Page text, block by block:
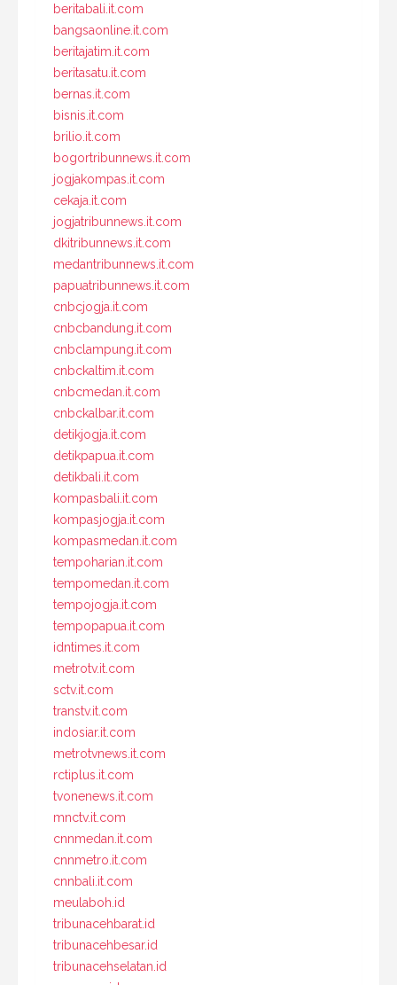
beritabali.it.com
bangsaonline.it.com
beritajatim.it.com
beritasatu.it.com
bernas.it.com
bisnis.it.com
brilio.it.com
bogortribunnews.it.com
jogjakompas.it.com
cekaja.it.com
jogjatribunnews.it.com
dkitribunnews.it.com
medantribunnews.it.com
papuatribunnews.it.com
cnbcjogja.it.com
cnbcbandung.it.com
cnbclampung.it.com
cnbckaltim.it.com
cnbcmedan.it.com
cnbckalbar.it.com
detikjogja.it.com
detikpapua.it.com
detikbali.it.com
kompasbali.it.com
kompasjogja.it.com
kompasmedan.it.com
tempoharian.it.com
tempomedan.it.com
tempojogja.it.com
tempopapua.it.com
idntimes.it.com
metrotv.it.com
sctv.it.com
transtv.it.com
indosiar.it.com
metrotvnews.it.com
rctiplus.it.com
tvonenews.it.com
mnctv.it.com
cnnmedan.it.com
cnnmetro.it.com
cnnbali.it.com
meulaboh.id
tribunacehbarat.id
tribunacehbesar.id
tribunacehselatan.id